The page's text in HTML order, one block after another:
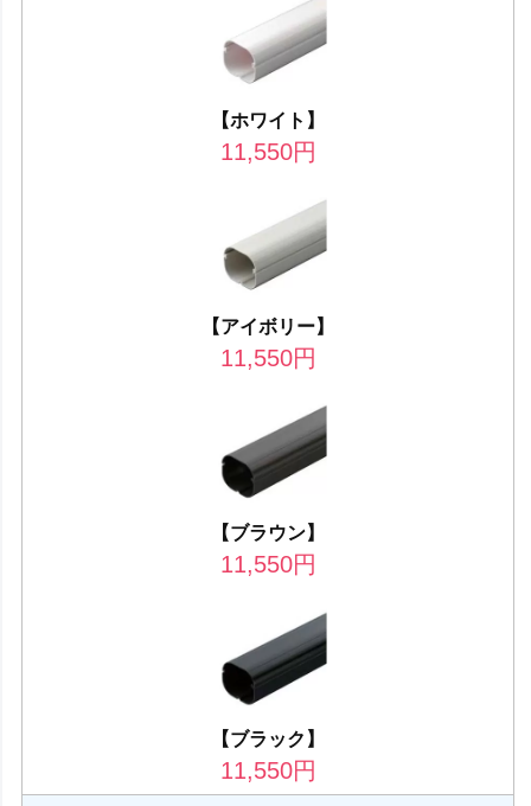
【ホワイト】
11,550円
【アイボリー】
11,550円
【ブラウン】
11,550円
【ブラック】
11,550円